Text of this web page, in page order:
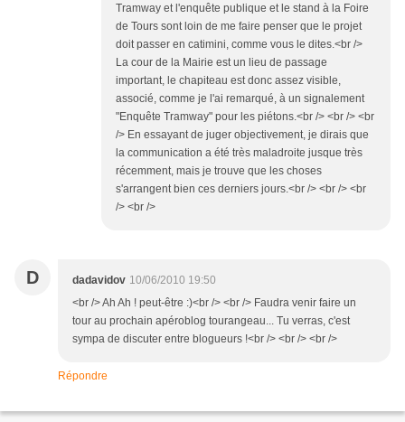
Tramway et l'enquête publique et le stand à la Foire
de Tours sont loin de me faire penser que le projet
doit passer en catimini, comme vous le dites.<br />
La cour de la Mairie est un lieu de passage
important, le chapiteau est donc assez visible,
associé, comme je l'ai remarqué, à un signalement
"Enquête Tramway" pour les piétons.<br /> <br /> <br
/> En essayant de juger objectivement, je dirais que
la communication a été très maladroite jusque très
récemment, mais je trouve que les choses
s'arrangent bien ces derniers jours.<br /> <br /> <br
/> <br />
D dadavidov 10/06/2010 19:50
<br /> Ah Ah ! peut-être :)<br /> <br /> Faudra venir faire un
tour au prochain apéroblog tourangeau... Tu verras, c'est
sympa de discuter entre blogueurs !<br /> <br /> <br />
Répondre